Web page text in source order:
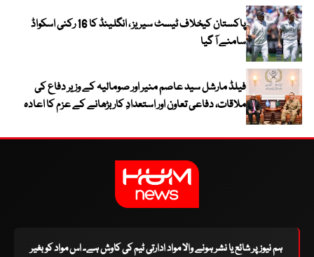
پاکستان کیخلاف ٹیسٹ سیریز ، انگلینڈ کا 16 رکنی اسکواڈ
سامنے آ گیا
فیلڈ مارشل سید عاصم منیر اور صومالیہ کے وزیر دفاع کی
ملاقات، دفاعی تعاون اور استعدادِ کار بڑھانے کے عزم کا اعادہ
ہم نیوز پر شائع یا نشر ہونے والا مواد ادارتی ٹیم کی کاوش ہے۔ اس مواد کو بغیر